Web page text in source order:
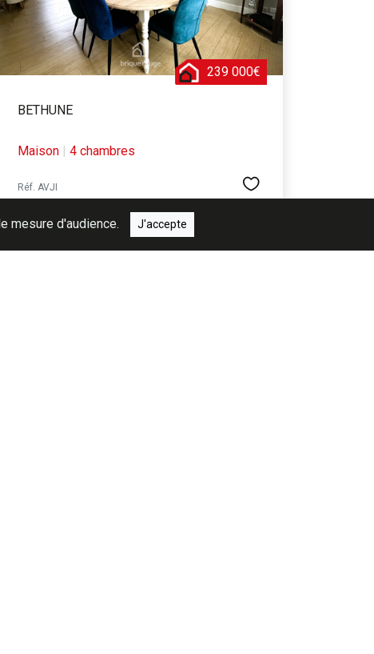
mesure d'audience. J'accepte
239 000€
BETHUNE
Maison | 4 chambres
Réf. AVJI